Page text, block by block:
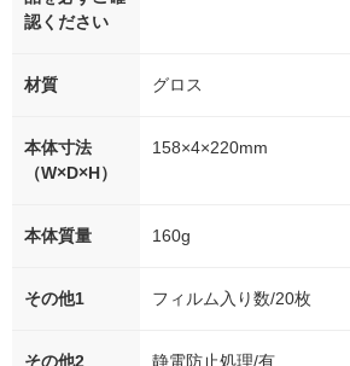
認ください
材質 グロス
本体寸法
（W×D×H）
158×4×220mm
本体質量 160g
その他1 フィルム入り数/20枚
その他2 静電防止処理/有